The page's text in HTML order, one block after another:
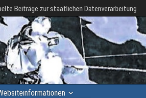
Beiträge zur staatlichen Datenverarbeitung